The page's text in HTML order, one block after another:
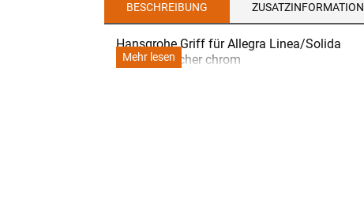
BESCHREIBUNG ZUSATZINFORMATION
Hansgrohe Griff für Allegra Linea/Solida
Küchenmischer chrom
Mehr lesen